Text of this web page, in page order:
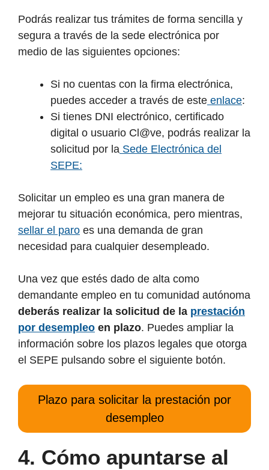
Podrás realizar tus trámites de forma sencilla y
segura a través de la sede electrónica por
medio de las siguientes opciones:
Si no cuentas con la firma electrónica,
puedes acceder a través de este enlace:
Si tienes DNI electrónico, certificado
digital o usuario Cl@ve, podrás realizar la
solicitud por la Sede Electrónica del
SEPE:
Solicitar un empleo es una gran manera de
mejorar tu situación económica, pero mientras,
sellar el paro es una demanda de gran
necesidad para cualquier desempleado.
Una vez que estés dado de alta como
demandante empleo en tu comunidad autónoma
deberás realizar la solicitud de la prestación
por desempleo en plazo. Puedes ampliar la
información sobre los plazos legales que otorga
el SEPE pulsando sobre el siguiente botón.
Plazo para solicitar la prestación por
desempleo
4. Cómo apuntarse al